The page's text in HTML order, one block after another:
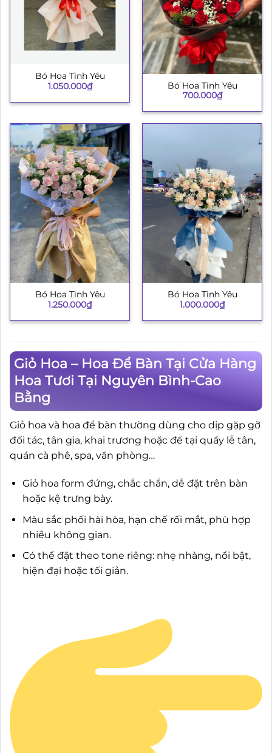
Bó Hoa Tình Yêu
1.050.000₫
Bó Hoa Tình Yêu
700.000₫
Bó Hoa Tình Yêu
1.250.000₫
Bó Hoa Tình Yêu
1.000.000₫
Giỏ Hoa – Hoa Để Bàn Tại Cửa Hàng
Hoa Tươi Tại Nguyên Bình-Cao
Bằng
Giỏ hoa và hoa để bàn thường dùng cho dịp gặp gỡ
đối tác, tân gia, khai trương hoặc để tại quầy lễ tân,
quán cà phê, spa, văn phòng…
Giỏ hoa form đứng, chắc chắn, dễ đặt trên bàn
hoặc kệ trưng bày.
Màu sắc phối hài hòa, hạn chế rối mắt, phù hợp
nhiều không gian.
Có thể đặt theo tone riêng: nhẹ nhàng, nổi bật,
hiện đại hoặc tối giản.